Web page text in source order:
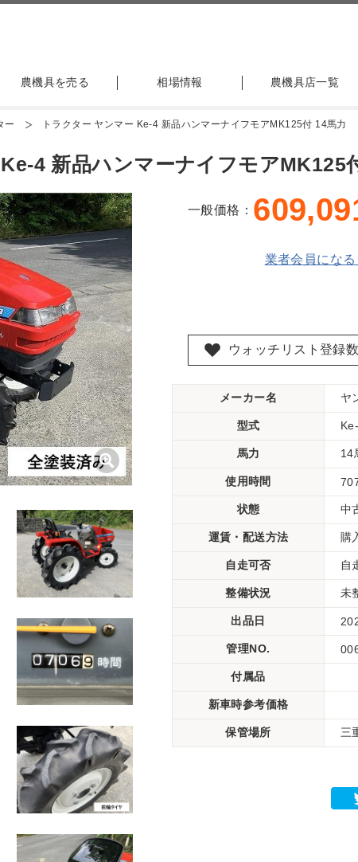
農機具を売る 相場情報 農機具店一覧
ー トラクター ヤンマー Ke-4 新品ハンマーナイフモアMK125付 14馬力
4 新品ハンマーナイフモアMK125
一般価格：
業者会員にな
ウォッチリスト登録
メーカー名 ヤ
型式
馬力 14
使用時間
状態 中
運賃・配送方法 購
自走可否 自
整備状況 未
出品日
管理NO.
付属品
新車時参考価格
保管場所 三